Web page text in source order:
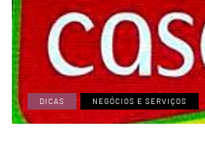
DICAS NEGÓCIOS E SERVIÇOS